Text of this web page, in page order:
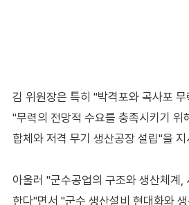
김 위원장은 특히 "박격포와 곡사포
"무력의 전망적 수요를 충족시키기 위
합체와 저격 무기 생산공장 설립"을
아울러 "군수공업의 구조와 생산체계,
한다"면서 "군수 생산설비 현대화와